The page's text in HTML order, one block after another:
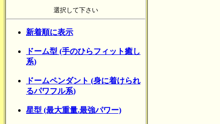
選択して下さい
新着順に表示
ドーム型 (手のひらフィット癒し
系)
ドームペンダント (身に着けられ
るパワフル系)
星型 (最大重量.最強パワー)